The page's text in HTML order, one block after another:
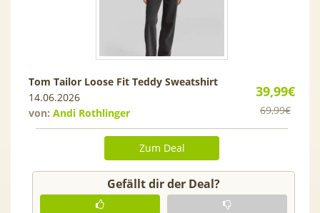
39,99€
69,99€
Tom Tailor Loose Fit Teddy Sweatshirt
14.06.2026
von: Andi Rothlinger
Zum Deal
Gefällt dir der Deal?